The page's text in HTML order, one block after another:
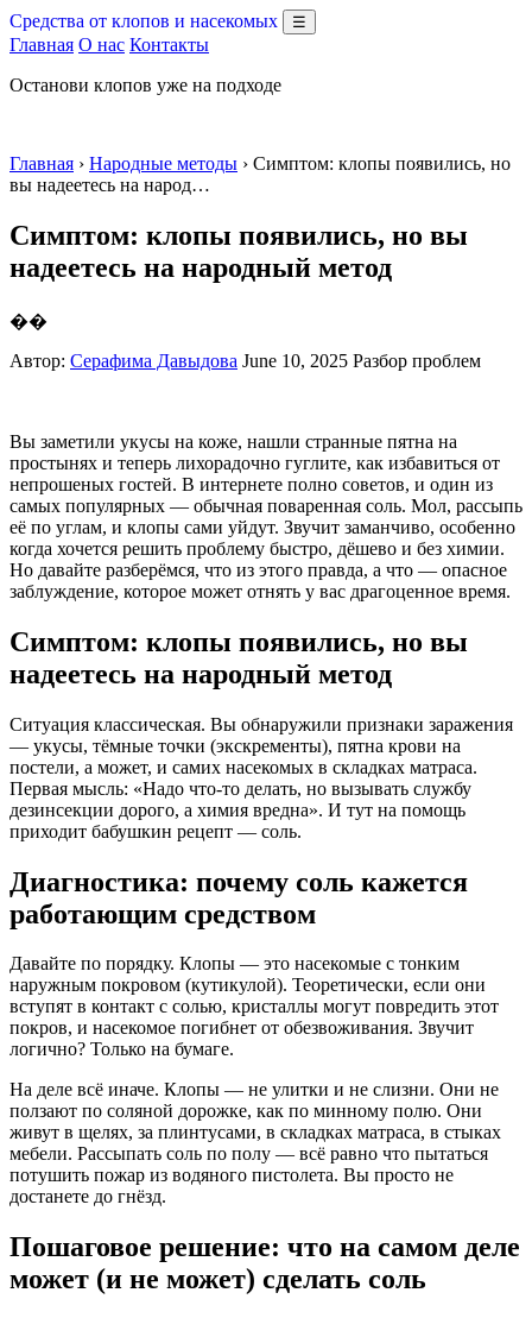
Средства от клопов и насекомых ☰
Главная О нас Контакты
Останови клопов уже на подходе
Главная › Народные методы › Симптом: клопы появились, но
вы надеетесь на народ…
Симптом: клопы появились, но вы
надеетесь на народный метод
��
Автор: Серафима Давыдова June 10, 2025 Разбор проблем
Вы заметили укусы на коже, нашли странные пятна на
простынях и теперь лихорадочно гуглите, как избавиться от
непрошеных гостей. В интернете полно советов, и один из
самых популярных — обычная поваренная соль. Мол, рассыпь
её по углам, и клопы сами уйдут. Звучит заманчиво, особенно
когда хочется решить проблему быстро, дёшево и без химии.
Но давайте разберёмся, что из этого правда, а что — опасное
заблуждение, которое может отнять у вас драгоценное время.
Симптом: клопы появились, но вы
надеетесь на народный метод
Ситуация классическая. Вы обнаружили признаки заражения
— укусы, тёмные точки (экскременты), пятна крови на
постели, а может, и самих насекомых в складках матраса.
Первая мысль: «Надо что-то делать, но вызывать службу
дезинсекции дорого, а химия вредна». И тут на помощь
приходит бабушкин рецепт — соль.
Диагностика: почему соль кажется
работающим средством
Давайте по порядку. Клопы — это насекомые с тонким
наружным покровом (кутикулой). Теоретически, если они
вступят в контакт с солью, кристаллы могут повредить этот
покров, и насекомое погибнет от обезвоживания. Звучит
логично? Только на бумаге.
На деле всё иначе. Клопы — не улитки и не слизни. Они не
ползают по соляной дорожке, как по минному полю. Они
живут в щелях, за плинтусами, в складках матраса, в стыках
мебели. Рассыпать соль по полу — всё равно что пытаться
потушить пожар из водяного пистолета. Вы просто не
достанете до гнёзд.
Пошаговое решение: что на самом деле
может (и не может) сделать соль